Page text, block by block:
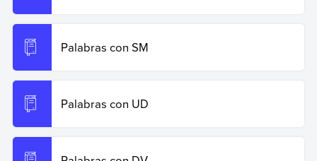
Palabras con SM
Palabras con UD